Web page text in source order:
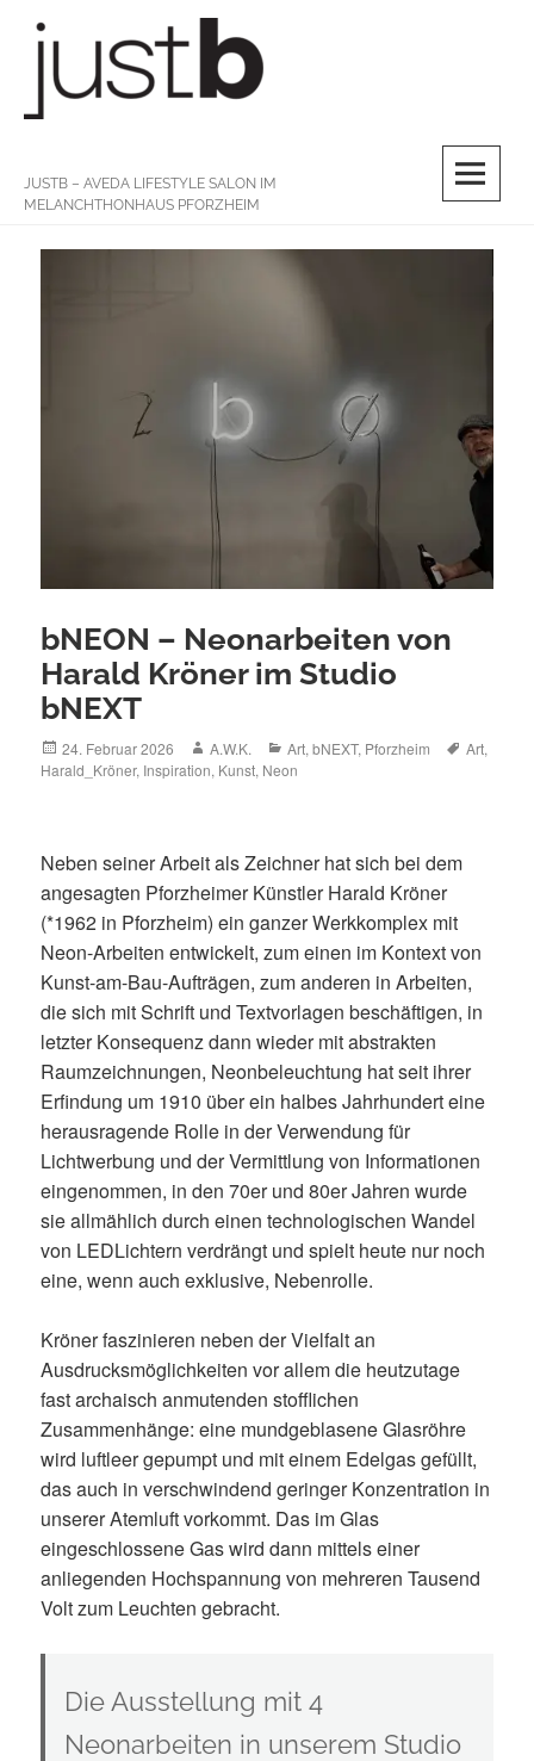
content
JUSTB – AVEDA LIFESTYLE SALON IM
MELANCHTHONHAUS PFORZHEIM
bNEON – Neonarbeiten von
Harald Kröner im Studio
bNEXT
Posted
on
24. Februar 2026 Author
A.W.K. Categories
Art,bNEXT, Pforzheim Tags
Art,
Harald_Kröner, Inspiration, Kunst, Neon
Neben seiner Arbeit als Zeichner hat sich bei dem
angesagten Pforzheimer Künstler Harald Kröner
(*1962 in Pforzheim) ein ganzer Werkkomplex mit
Neon-Arbeiten entwickelt, zum einen im Kontext von
Kunst-am-Bau-Aufträgen, zum anderen in Arbeiten,
die sich mit Schrift und Textvorlagen beschäftigen, in
letzter Konsequenz dann wieder mit abstrakten
Raumzeichnungen, Neonbeleuchtung hat seit ihrer
Erfindung um 1910 über ein halbes Jahrhundert eine
herausragende Rolle in der Verwendung für
Lichtwerbung und der Vermittlung von Informationen
eingenommen, in den 70er und 80er Jahren wurde
sie allmählich durch einen technologischen Wandel
von LEDLichtern verdrängt und spielt heute nur noch
eine, wenn auch exklusive, Nebenrolle.
Kröner faszinieren neben der Vielfalt an
Ausdrucksmöglichkeiten vor allem die heutzutage
fast archaisch anmutenden stofflichen
Zusammenhänge: eine mundgeblasene Glasröhre
wird luftleer gepumpt und mit einem Edelgas gefüllt,
das auch in verschwindend geringer Konzentration in
unserer Atemluft vorkommt. Das im Glas
eingeschlossene Gas wird dann mittels einer
anliegenden Hochspannung von mehreren Tausend
Volt zum Leuchten gebracht.
Die Ausstellung mit 4
Neonarbeiten in unserem Studio